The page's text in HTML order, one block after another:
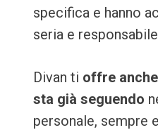
specifica e hanno
seria e
Divan ti offre
sta già seguendo
personale, sempre